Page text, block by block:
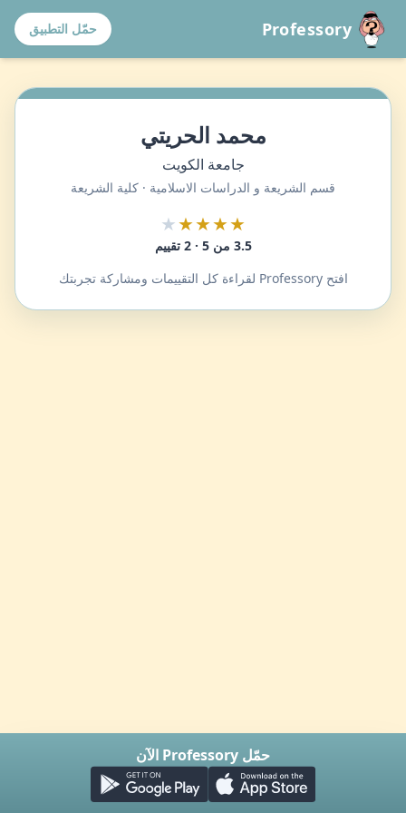
Professory حمّل التطبيق
محمد الحريتي
جامعة الكويت
قسم الشريعة و الدراسات الاسلامية · كلية الشريعة
★★★★
★
3.5 من 5 · 2 تقييم
افتح Professory لقراءة كل التقييمات ومشاركة تجربتك
حمّل Professory الآن